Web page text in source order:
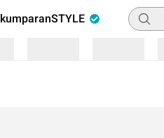
kumparanSTYLE